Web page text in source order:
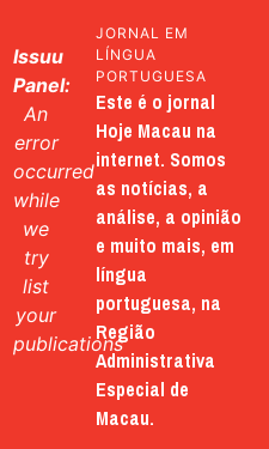
Issuu
Panel:
An
error
occurred
while
we
try
list
your
publications
JORNAL EM
LÍNGUA
PORTUGUESA
Este é o jornal
Hoje Macau na
internet. Somos
as notícias, a
análise, a opinião
e muito mais, em
língua
portuguesa, na
Região
Administrativa
Especial de
Macau.